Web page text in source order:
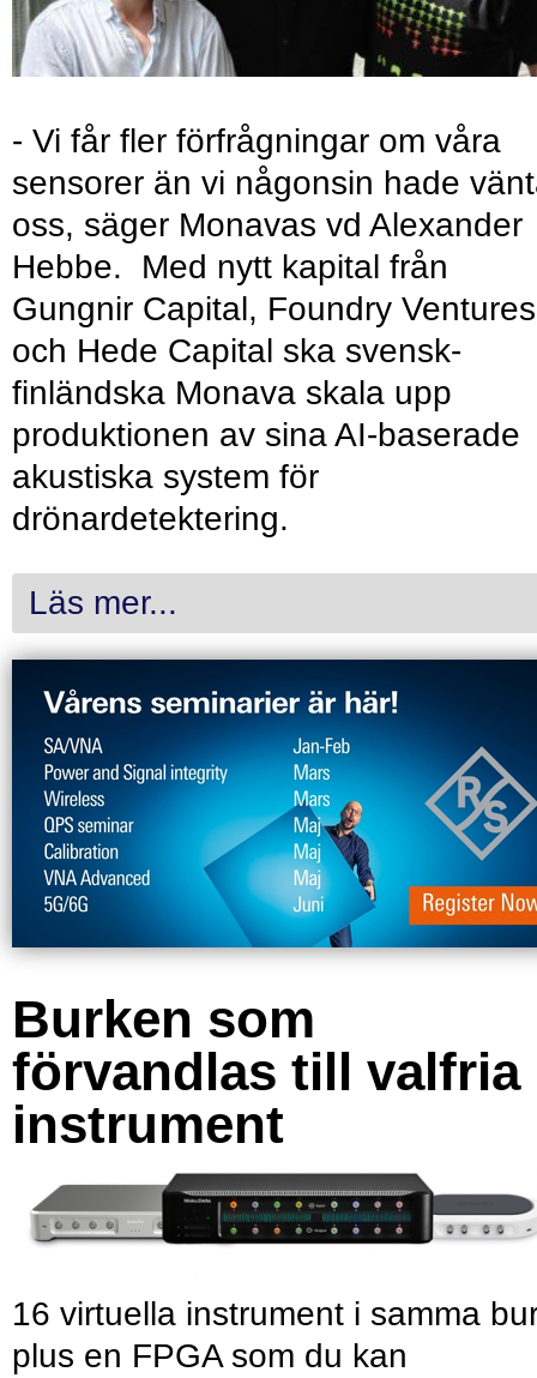
- Vi får fler förfrågningar om våra
sensorer än vi någonsin hade
oss, säger Monavas vd Alexander
Hebbe. Med nytt kapital från
Gungnir Capital, Foundry Ventures
och Hede Capital ska svensk-
finländska Monava skala upp
produktionen av sina AI-baserade
akustiska system för
drönardetektering.
Läs mer...
Burken som
förvandlas till valfria
instrument
16 virtuella instrument i samma
plus en FPGA som du kan